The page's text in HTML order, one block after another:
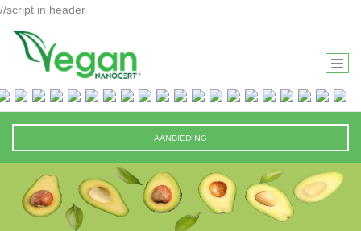
//script in header
T
O
G
G
L
E
N
AANBIEDING